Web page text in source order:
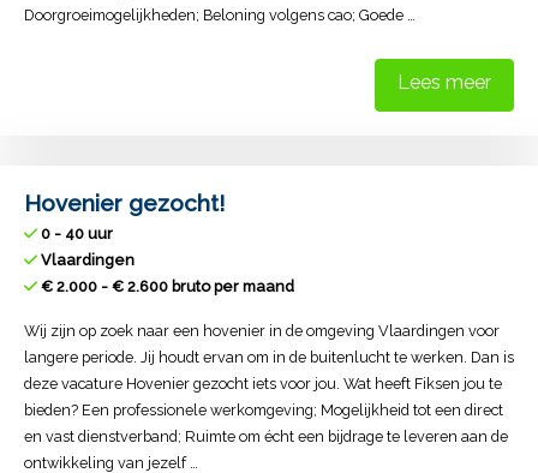
Doorgroeimogelijkheden; Beloning volgens cao; Goede …
Lees meer
Hovenier gezocht!
0 - 40 uur
Vlaardingen
€ 2.000 - € 2.600 bruto per maand
Wij zijn op zoek naar een hovenier in de omgeving Vlaardingen voor
langere periode. Jij houdt ervan om in de buitenlucht te werken. Dan is
deze vacature Hovenier gezocht iets voor jou. Wat heeft Fiksen jou te
bieden? Een professionele werkomgeving; Mogelijkheid tot een direct
en vast dienstverband; Ruimte om écht een bijdrage te leveren aan de
ontwikkeling van jezelf …